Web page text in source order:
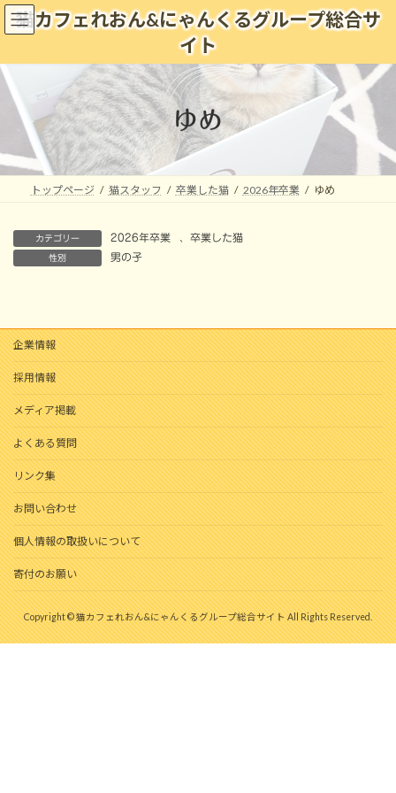
コ
ン
ン
ツ
へ
ッ
プ
ナ
ビ
ー
シ
ョ
移
動
猫カフェれおん&にゃんくるグループ総合サ
イト
ゆめ
トップページ 猫スタッフ 卒業した猫 2026年卒業 ゆめ
カテゴリー 2026年卒業 卒業した猫
性別 男の子
企業情報
採用情報
メディア掲載
よくある質問
リンク集
お問い合わせ
個人情報の取扱いについて
寄付のお願い
Copyright © 猫カフェれおん&にゃんくるグループ総合サイト All Rights Reserved.